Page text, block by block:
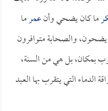
ما كان يضحي وأنعمرما
والصحابة متوافرون
بمكان، بل هي من السنة،
التي يتقرب بها العبد